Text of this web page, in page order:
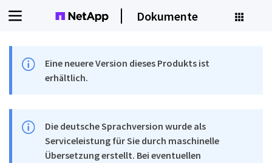
Dokumente
Eine neuere Version dieses Produkts ist
erhältlich.
Die deutsche Sprachversion wurde als
Serviceleistung für Sie durch maschinelle
Übersetzung erstellt. Bei eventuellen